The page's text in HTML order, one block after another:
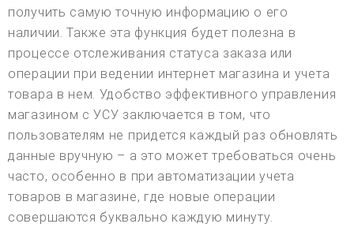
получить самую точную информацию о его
наличии. Также эта функция будет полезна в
процессе отслеживания статуса заказа или
операции при ведении интернет магазина и учета
товара в нем. Удобство эффективного управления
магазином с УСУ заключается в том, что
пользователям не придется каждый раз обновлять
данные вручную – а это может требоваться очень
часто, особенно в при автоматизации учета
товаров в магазине, где новые операции
совершаются буквально каждую минуту.